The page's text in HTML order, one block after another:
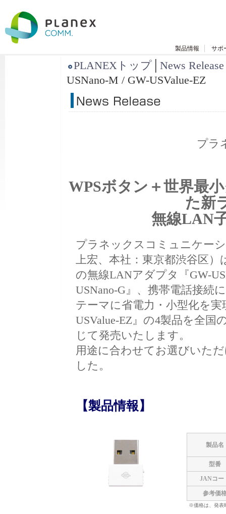
製品情報 サポ
PLANEXトップ│ News Release
USNano-M / GW-USValue-EZ
プラ
WPSボタン＋世界最
た新
無線LAN
プラネックスコミュニケー
上宏、本社：東京都渋谷区
の無線LANアダプタ『GW-
USNano-G』、携帯電話接続
テーマに省電力・小型化を
USValue-EZ』の4製品を全国
じて発売いたします。
用途に合わせてお選びいた
した。
【製品情報】
製品名
型番
JANコー
参考価
※価格は、発表